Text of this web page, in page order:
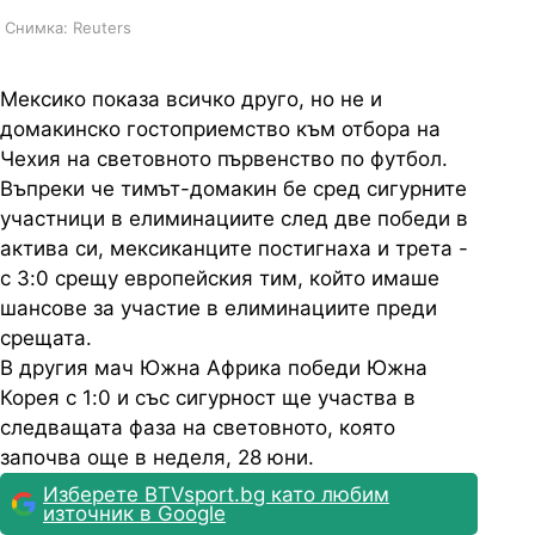
Снимка: Reuters
Мексико показа всичко друго, но не и
домакинско гостоприемство към отбора на
Чехия на световното първенство по футбол.
Въпреки че тимът-домакин бе сред сигурните
участници в елиминациите след две победи в
актива си, мексиканците постигнаха и трета -
с 3:0 срещу европейския тим, който имаше
шансове за участие в елиминациите преди
срещата.
В другия мач Южна Африка победи Южна
Корея с 1:0 и със сигурност ще участва в
следващата фаза на световното, която
започва още в неделя, 28 юни.
Изберете BTVsport.bg като любим
източник в Google